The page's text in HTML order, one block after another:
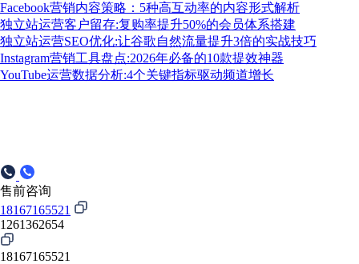
Facebook营销内容策略：5种高互动率的内容形式解析
独立站运营客户留存:复购率提升50%的会员体系搭建
独立站运营SEO优化:让谷歌自然流量提升3倍的实战技巧
Instagram营销工具盘点:2026年必备的10款提效神器
YouTube运营数据分析:4个关键指标驱动频道增长
售前咨询
18167165521
1261362654
18167165521